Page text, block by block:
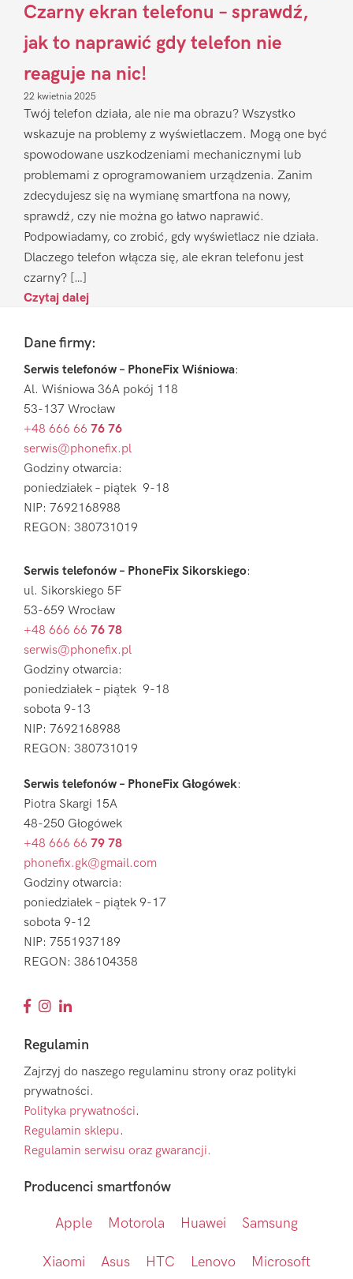
Czarny ekran telefonu – sprawdź,
jak to naprawić gdy telefon nie
reaguje na nic!
22 kwietnia 2025
Twój telefon działa, ale nie ma obrazu? Wszystko
wskazuje na problemy z wyświetlaczem. Mogą one być
spowodowane uszkodzeniami mechanicznymi lub
problemami z oprogramowaniem urządzenia. Zanim
zdecydujesz się na wymianę smartfona na nowy,
sprawdź, czy nie można go łatwo naprawić.
Podpowiadamy, co zrobić, gdy wyświetlacz nie działa.
Dlaczego telefon włącza się, ale ekran telefonu jest
czarny? […]
Czytaj dalej
FooterDane firmy:
Serwis telefonów – PhoneFix Wiśniowa:
Al. Wiśniowa 36A pokój 118
53-137 Wrocław
+48 666 66 76 76
serwis@phonefix.pl
Godziny otwarcia:
poniedziałek – piątek 9-18
NIP: 7692168988
REGON: 380731019
Serwis telefonów – PhoneFix Sikorskiego:
ul. Sikorskiego 5F
53-659 Wrocław
+48 666 66 76 78
serwis@phonefix.pl
Godziny otwarcia:
poniedziałek – piątek 9-18
sobota 9-13
NIP: 7692168988
REGON: 380731019
Serwis telefonów – PhoneFix Głogówek:
Piotra Skargi 15A
48-250 Głogówek
+48 666 66 79 78
phonefix.gk@gmail.com
Godziny otwarcia:
poniedziałek – piątek 9-17
sobota 9-12
NIP: 7551937189
REGON: 386104358
Regulamin
Zajrzyj do naszego regulaminu strony oraz polityki
prywatności.
Polityka prywatności.
Regulamin sklepu.
Regulamin serwisu oraz gwarancji.
Producenci smartfonów
Apple Motorola Huawei Samsung
Xiaomi Asus HTC Lenovo Microsoft